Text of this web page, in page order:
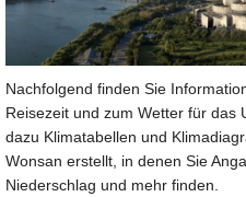
Nachfolgend finden Sie
Reisezeit und zum Wetter für das
dazu Klimatabellen und
Wonsan erstellt, in denen Sie
Niederschlag und mehr finden.